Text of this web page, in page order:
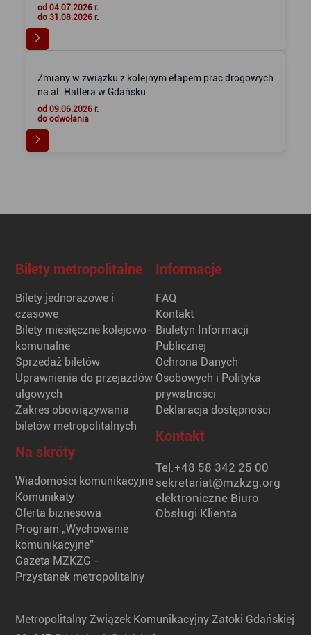
od 04.07.2026 r.
do 31.08.2026 r.
Zmiany w związku z kolejnym etapem prac drogowych
na al. Hallera w Gdańsku
od 09.06.2026 r.
do odwołania
Bilety metropolitalne
Bilety jednorazowe i
czasowe
Bilety miesięczne kolejowo-
komunalne
Sprzedaż biletów
Uprawnienia do przejazdów
ulgowych
Zakres obowiązywania
biletów metropolitalnych
Na skróty
Wiadomości komunikacyjne
Komunikaty
Oferta biznesowa
Program „Wychowanie
komunikacyjne”
Gazeta MZKZG -
Przystanek metropolitalny
Informacje
FAQ
Kontakt
Biuletyn Informacji
Publicznej
Ochrona Danych
Osobowych i Polityka
prywatności
Deklaracja dostępności
Kontakt
Tel.+48 58 342 25 00
sekretariat@mzkzg.org
elektroniczne Biuro
Obsługi Klienta
Metropolitalny Związek Komunikacyjny Zatoki Gdańskiej